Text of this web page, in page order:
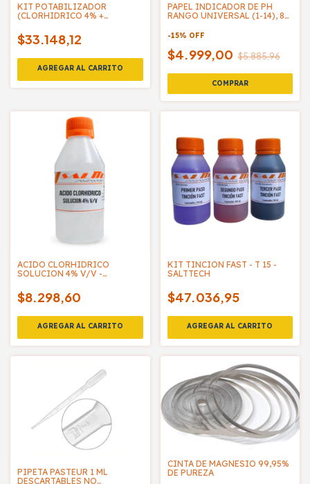
KIT POTABILIZADOR
(CLORHIDRICO 4% +
$33.148,12
PAPEL INDICADOR DE PH
RANGO UNIVERSAL (1-14), 80
-15% OFF
$4.999,00 $5.885,96
ACIDO CLORHIDRICO
SOLUCION 4% V/V -
$8.298,60
KIT TINCION FAST - T 15 -
SALTTECH
$47.036,95
PIPETA PASTEUR 1 ML
DESCARTABLES NO
CINTA DE MAGNESIO 99,95%
DE PUREZA